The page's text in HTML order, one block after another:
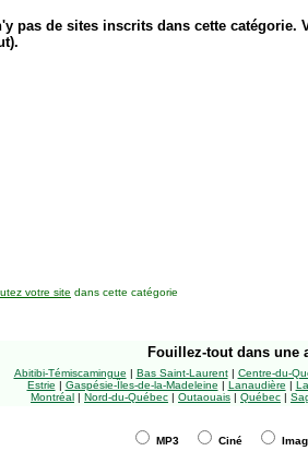
pas de sites inscrits dans cette
votre site dans cette catégorie
Fouillez-tout dans une
Abitibi-Témiscamingue | Bas Saint-Laurent| Centre-du-
Estrie | Gaspésie-Îles-de-la-Madeleine | Lanaudière |
Montréal | Nord-du-Québec | Outaouais | Québec |
MP3 Ciné